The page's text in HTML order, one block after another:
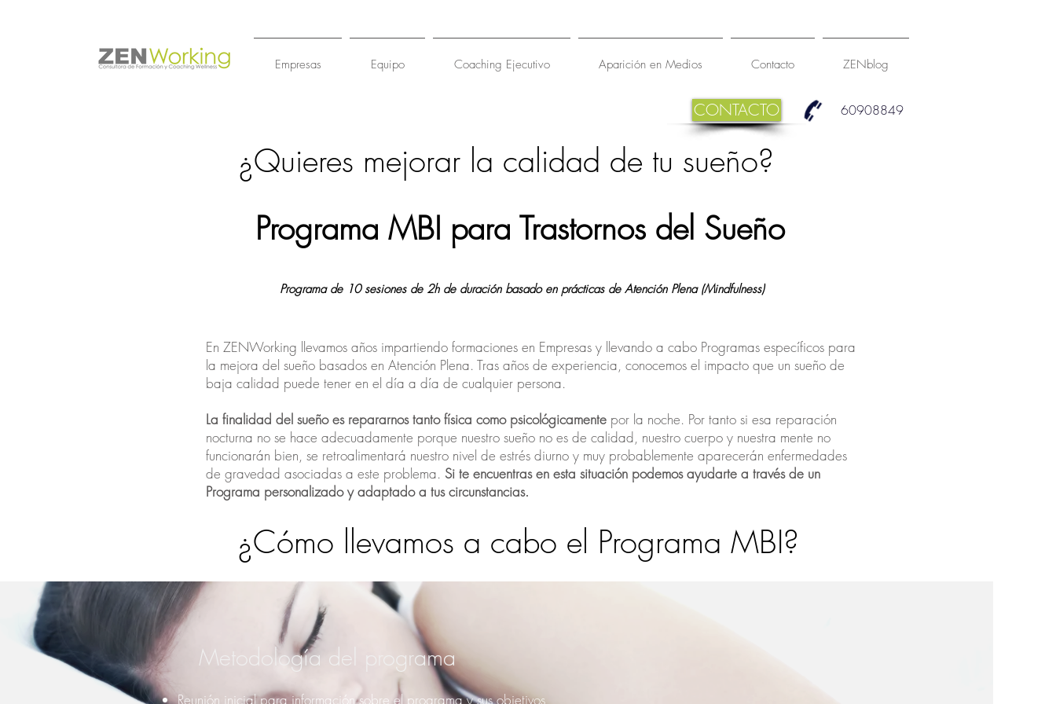
Empresas Equipo Coaching Ejecutivo Aparición en Medios Contacto ZENblog
CONTACTO 60908849
¿Quieres mejorar la calidad de tu sueño?
Programa MBI para Trastornos del Sueño
Programa de 10 sesiones de 2h de duración basado en prácticas de Atención Plena (Mindfulness)
En ZENWorking llevamos años impartiendo formaciones en Empresas y llevando a cabo Programas específicos para
la mejora del sueño basados en Atención Plena. Tras años de experiencia, conocemos el impacto que un sueño de
baja calidad puede tener en el día a día de cualquier persona.
La finalidad del sueño es repararnos tanto física como psicológicamente por la noche. Por tanto si esa reparación
nocturna no se hace adecuadamente porque nuestro sueño no es de calidad, nuestro cuerpo y nuestra mente no
funcionarán bien, se retroalimentará nuestro nivel de estrés diurno y muy probablemente aparecerán enfermedades
de gravedad asociadas a este problema. Si te encuentras en esta situación podemos ayudarte a través de un
Programa personalizado y adaptado a tus circunstancias.
¿Cómo llevamos a cabo el Programa MBI?
Metodología del programa
Reunión inicial para información sobre el programa y sus objetivos